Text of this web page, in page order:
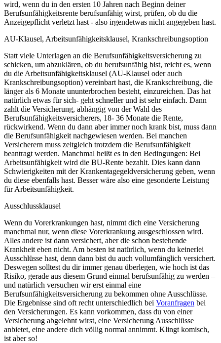
wird, wenn du in den ersten 10 Jahren nach Beginn deiner
Berufsunfähigkeitsrente berufsunfähig wirst, prüfen, ob du die
Anzeigepflicht verletzt hast - also irgendetwas nicht angegeben hast.
AU-Klausel, Arbeitsunfähigkeitsklausel, Krankschreibungsoption
Statt viele Unterlagen an die Berufsunfähigkeitsversicherung zu
schicken, um abzuklären, ob du berufsunfähig bist, reicht es, wenn
du die Arbeitsunfähigkeitsklausel (AU-Klausel oder auch
Krankschreibungsoption) vereinbart hast, die Krankschreibung, die
länger als 6 Monate ununterbrochen besteht, einzureichen. Das hat
natürlich etwas für sich- geht schneller und ist sehr einfach. Dann
zahlt die Versicherung, abhängig von der Wahl des
Berufsunfähigkeitsversicherers, 18- 36 Monate die Rente,
rückwirkend. Wenn du dann aber immer noch krank bist, muss dann
die Berufsunfähigkeit nachgewiesen werden. Bei manchen
Versicherern muss zeitgleich trotzdem die Berufsunfähigkeit
beantragt werden. Manchmal heißt es in den Bedingungen: Bei
Arbeitsunfähigkeit wird die BU-Rente bezahlt. Dies kann dann
Schwierigkeiten mit der Krankentagegeldversicherung geben, wenn
du diese ebenfalls hast. Besser wäre also eine gesonderte Leistung
für Arbeitsunfähigkeit.
Ausschlussklausel
Wenn du Vorerkrankungen hast, nimmt dich eine Versicherung
manchmal nur, wenn diese Vorerkrankung ausgeschlossen wird.
Alles andere ist dann versichert, aber die schon bestehende
Krankheit eben nicht. Am besten ist natürlich, wenn du keinerlei
Ausschlüsse hast, denn dann bist du auch vollumfänglich versichert.
Deswegen solltest du dir immer genau überlegen, wie hoch ist das
Risiko, gerade aus diesem Grund einmal berufsunfähig zu werden –
und natürlich versuchen wir erst einmal eine
Berufsunfähigkeitsversicherung zu bekommen ohne Ausschlüsse.
Die Ergebnisse sind oft recht unterschiedlich bei Voranfragen bei
den Versicherungen. Es kann vorkommen, dass du von einer
Versicherung abgelehnt wirst, eine Versicherung Ausschlüsse
anbietet, eine andere dich völlig normal annimmt. Klingt komisch,
ist aber so!